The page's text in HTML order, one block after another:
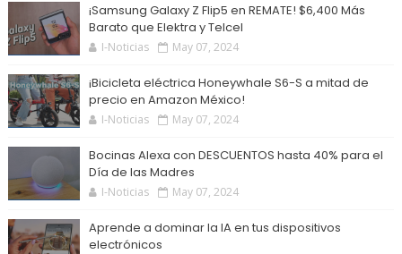
¡Samsung Galaxy Z Flip5 en REMATE! $6,400 Más
Barato que Elektra y Telcel
I-Noticias May 07, 2024
¡Bicicleta eléctrica Honeywhale S6-S a mitad de
precio en Amazon México!
I-Noticias May 07, 2024
Bocinas Alexa con DESCUENTOS hasta 40% para el
Día de las Madres
I-Noticias May 07, 2024
Aprende a dominar la IA en tus dispositivos
electrónicos